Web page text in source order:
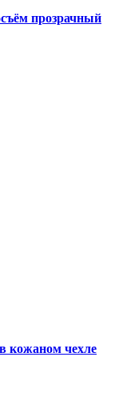
прозрачный
кожаном чехле